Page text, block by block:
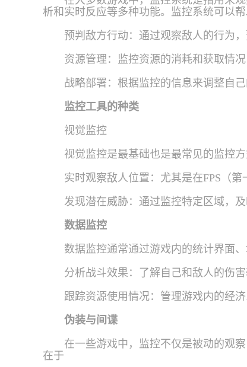
析和实时反应等多种功能。监控系统可以
预判敌方行动：通过观察敌人的行为，
资源管理：监控资源的消耗和获取情
战略部署：根据监控的信息来调整自
监控工具的种类
视觉监控
视觉监控是最基础也是最常见的监控
实时观察敌人位置：尤其是在FPS（
发现潜在威胁：通过监控特定区域，
数据监控
数据监控通常通过游戏内的统计界面
分析战斗效果：了解自己和敌人的伤
跟踪资源使用情况：管理游戏内的经
伪装与间谍
在一些游戏中，监控不仅是被动的观
在于